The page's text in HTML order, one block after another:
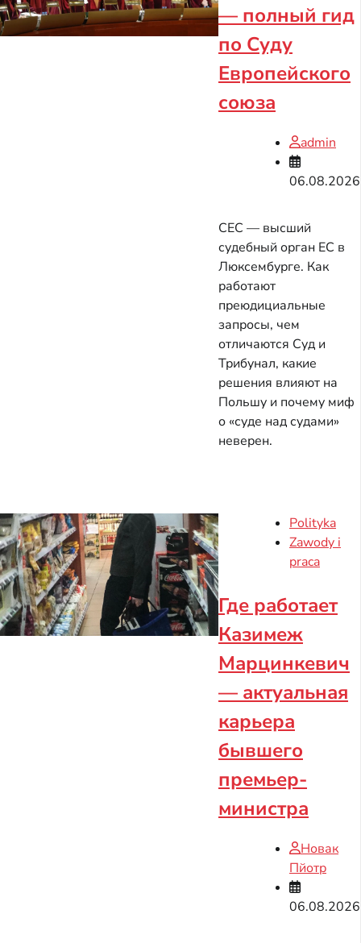
— полный гид
по Суду
Европейского
союза
admin
06.08.2026
СЕС — высший
судебный орган ЕС в
Люксембурге. Как
работают
преюдициальные
запросы, чем
отличаются Суд и
Трибунал, какие
решения влияют на
Польшу и почему миф
о «суде над судами»
неверен.
Polityka
Zawody i
praca
Где работает
Казимеж
Марцинкевич
— актуальная
карьера
бывшего
премьер-
министра
Новак
Пйотр
06.08.2026